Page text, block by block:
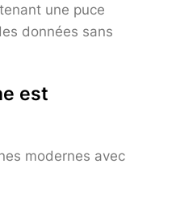
une puce
données sans
est
modernes avec